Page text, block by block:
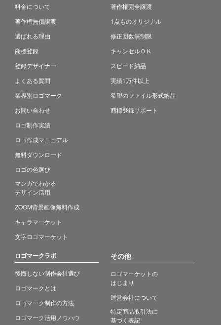
料金について
著作権無償譲渡
選ばれる理由
商標登録
登録デザイナー
よくある質問
業界別ロゴマーク
お問い合わせ
ロゴ制作実績
ロゴ作成マニュアル
無料ダウンロード
ロゴの色選び
マンガでわかる
デザイン活用
ZOOM背景画像無料作成
キャラマーケット
文字ロゴマーケット
著作権完全譲渡
1点ものオリジナル
修正回数無制限
キャンセルＯＫ
スピード納品
実績1万件以上
希望のファイル形式納品
商標登録サポート
ロゴマークラボ
後悔しない制作会社選び
ロゴマークとは
ロゴマーク制作の方法
ロゴマーク活用ノウハウ
その他
ロゴマーケットの
はじまり
運営会社について
特定商品取引法に
基づく表記